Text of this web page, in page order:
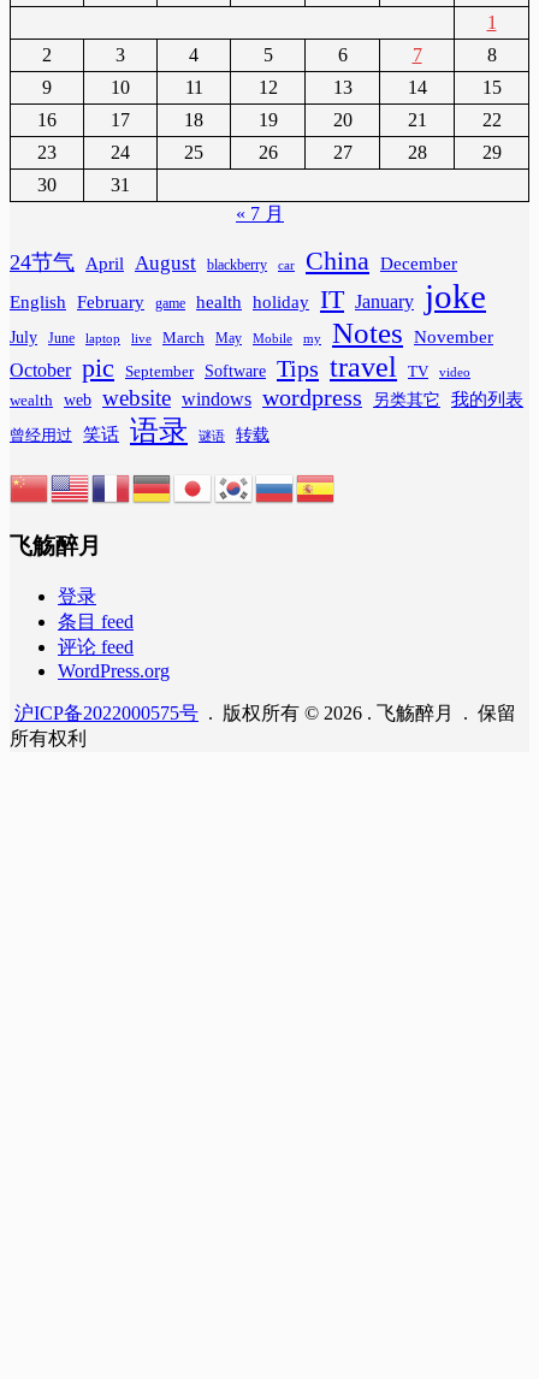
1
2
3 4 5 6 7
8
9
10 11 12 13 14
15
16
17 18 19 20 21
22
23
24 25 26 27 28
29
30
31
« 7 月
24节气 April August blackberry car China December
English
February game health holiday IT January joke
July June laptop live March May Mobile my Notes November
October pic September Software Tips travel TV video
wealth web website windows wordpress 另类其它 我的列表
曾经用过 笑话 语录 谜语 转载
飞觞醉月
登录
条目 feed
评论 feed
WordPress.org
沪ICP备2022000575号 . 版权所有 © 2026 . 飞觞醉月 . 保留
所有权利